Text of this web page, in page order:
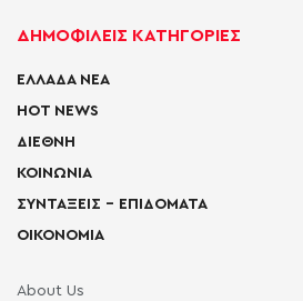
ΔΗΜΟΦΙΛΕΙΣ ΚΑΤΗΓΟΡΙΕΣ
ΕΛΛΑΔΑ ΝΕΑ
HOT NEWS
ΔΙΕΘΝΗ
ΚΟΙΝΩΝΙΑ
ΣΥΝΤΑΞΕΙΣ – ΕΠΙΔΟΜΑΤΑ
ΟΙΚΟΝΟΜΙΑ
About Us